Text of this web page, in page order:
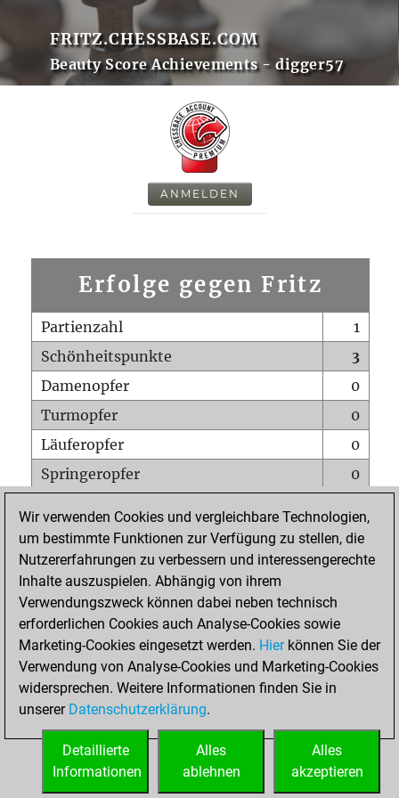
FRITZ.CHESSBASE.COM
Beauty Score Achievements - digger57
ANMELDEN
Erfolge gegen Fritz
Partienzahl
1
Schönheitspunkte
3
Damenopfer
0
Turmopfer
0
Läuferopfer
0
Springeropfer
0
Matt auf vollem Brett
0
Bauer setzt Matt
0
Erstickte Matts
Unterverwandlungen
Türme auf der siebten
0
STARTSEITE
Wir verwenden Cookies und vergleichbare Technologien,
um bestimmte Funktionen zur Verfügung zu stellen, die
Nutzererfahrungen zu verbessern und interessengerechte
Inhalte auszuspielen. Abhängig von ihrem
Verwendungszweck können dabei neben technisch
erforderlichen Cookies auch Analyse-Cookies sowie
Marketing-Cookies eingesetzt werden. Hierkönnen Sie der
Verwendung von Analyse-Cookies und Marketing-Cookies
widersprechen. Weitere Informationen finden Sie in
unserer Datenschutzerklärung.
Alles
akzeptieren
Alles
ablehnen
Detaillierte
Informationen